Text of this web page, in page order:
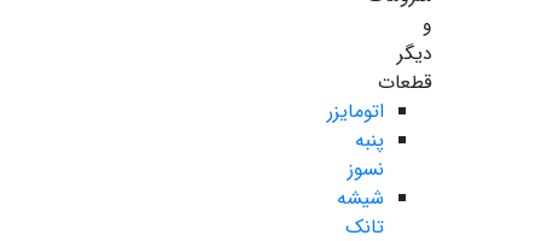
و
دیگر
قطعات
اتومایزر
پنبه
نسوز
شیشه
تانک